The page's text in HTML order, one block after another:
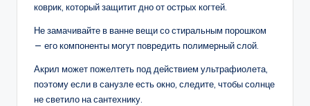
коврик, который защитит дно от острых когтей.
Не замачивайте в ванне вещи со стиральным порошком
— его компоненты могут повредить полимерный слой.
Акрил может пожелтеть под действием ультрафиолета,
поэтому если в санузле есть окно, следите, чтобы солнце
не светило на сантехнику.